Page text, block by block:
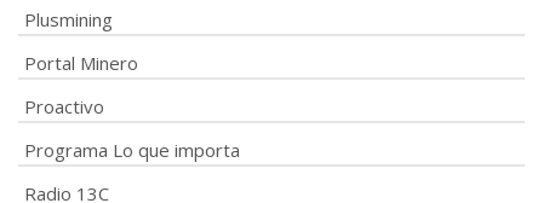
Plusmining
Portal Minero
Proactivo
Programa Lo que importa
Radio 13C